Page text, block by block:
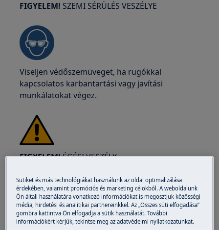
FIGYELEM! SZEMI SÉRÜLÉS VESZÉLYE
Viseljen védőszemüveget, ha rugókkal
kapcsolatos karbantartási vagy javítási
munkálatokat végez.
FIGYELEM!ÉGÉSI VESZÉLY
Mielőtt bármilyen javítási vagy karbantartási
műveletet végezne, győződjön meg róla, hogy a
készülék nem forró.
Sütiket és más technológiákat használunk az oldal optimalizálása
érdekében, valamint promóciós és marketing célokból. A weboldalunk
Ön általi használatára vonatkozó információkat is megosztjuk közösségi
média, hirdetési és analitikai partnereinkkel. Az „Összes süti elfogadása”
gombra kattintva Ön elfogadja a sütik használatát. További
információkért kérjük, tekintse meg az adatvédelmi nyilatkozatunkat.